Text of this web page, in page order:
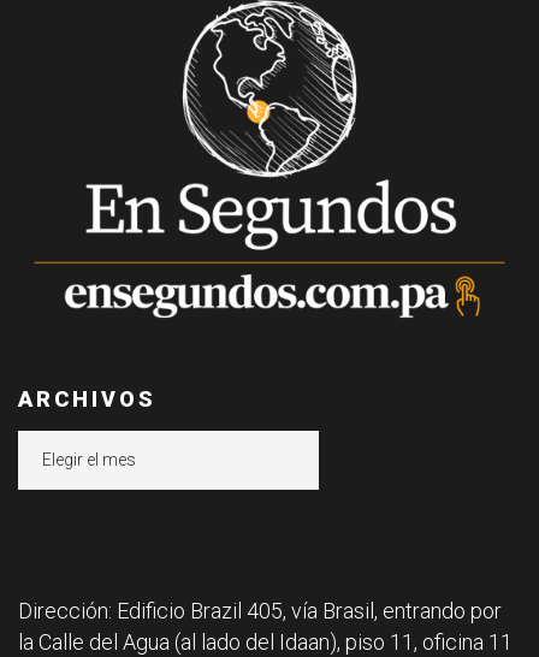
ARCHIVOS
Dirección: Edificio Brazil 405, vía Brasil, entrando por
la Calle del Agua (al lado del Idaan), piso 11, oficina 11